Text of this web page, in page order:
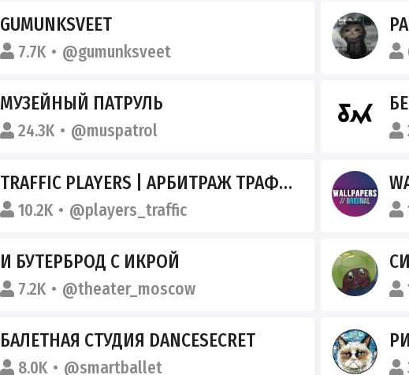
GUMUNKSVEET
7.7K @gumunksveet
МУЗЕЙНЫЙ ПАТРУЛЬ
24.3K @muspatrol
TRAFFIC PLAYERS | АРБИТРАЖ ТРАФИКА
10.2K @players_traffic
И БУТЕРБРОД С ИКРОЙ
7.2K @theater_moscow
БАЛЕТНАЯ СТУДИЯ DANCESECRET
8.0K @smartballet